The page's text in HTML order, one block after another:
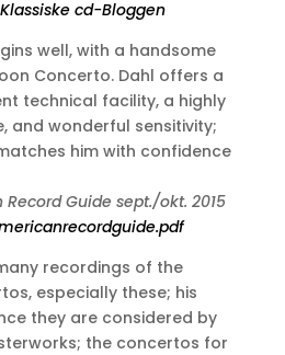
cd-Bloggen
well, with a handsome
Concerto. Dahl offers a
technical facility, a highly
and wonderful sensitivity;
him with confidence
Guide sept./okt. 2015
recordings of the
especially these; his
they are considered by
the concertos for